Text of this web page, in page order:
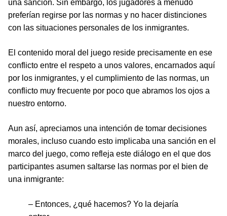
una sanción. Sin embargo, los jugadores a menudo
preferían regirse por las normas y no hacer distinciones
con las situaciones personales de los inmigrantes.
El contenido moral del juego reside precisamente en ese
conflicto entre el respeto a unos valores, encarnados aquí
por los inmigrantes, y el cumplimiento de las normas, un
conflicto muy frecuente por poco que abramos los ojos a
nuestro entorno.
Aun así, apreciamos una intención de tomar decisiones
morales, incluso cuando esto implicaba una sanción en el
marco del juego, como refleja este diálogo en el que dos
participantes asumen saltarse las normas por el bien de
una inmigrante:
– Entonces, ¿qué hacemos? Yo la dejaría